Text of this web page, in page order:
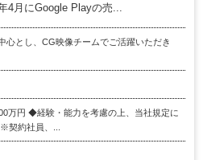
4月にGoogle Playの売...
心とし、CG映像チームでご活躍いただき
万円 ◆経験・能力を考慮の上、当社規定に
契約社員、...